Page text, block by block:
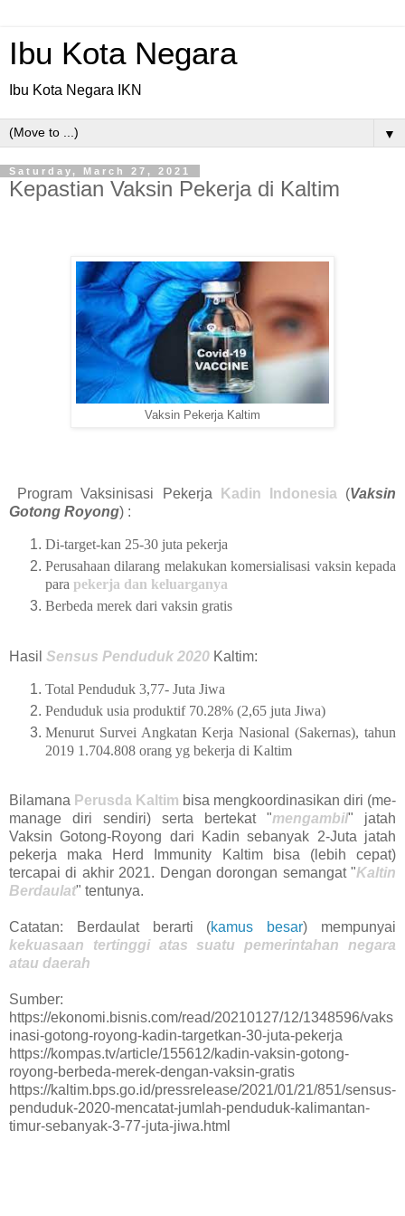
Ibu Kota Negara
Ibu Kota Negara IKN
▼
Saturday, March 27, 2021
Kepastian Vaksin Pekerja di Kaltim
Vaksin Pekerja Kaltim
Program Vaksinisasi Pekerja Kadin Indonesia (Vaksin
Gotong Royong) :
Di-target-kan 25-30 juta pekerja
Perusahaan dilarang melakukan komersialisasi vaksin kepada
para pekerja dan keluarganya
Berbeda merek dari vaksin gratis
Hasil Sensus Penduduk 2020 Kaltim:
Total Penduduk 3,77- Juta Jiwa
Penduduk usia produktif 70.28% (2,65 juta Jiwa)
Menurut Survei Angkatan Kerja Nasional (Sakernas), tahun
2019 1.704.808 orang yg bekerja di Kaltim
Bilamana Perusda Kaltim bisa mengkoordinasikan diri (me-
manage diri sendiri) serta bertekat "mengambil" jatah
Vaksin Gotong-Royong dari Kadin sebanyak 2-Juta jatah
pekerja maka Herd Immunity Kaltim bisa (lebih cepat)
tercapai di akhir 2021. Dengan dorongan semangat "Kaltin
Berdaulat" tentunya.
Catatan: Berdaulat berarti (kamus besar) mempunyai
kekuasaan tertinggi atas suatu pemerintahan negara
atau daerah
Sumber:
https://ekonomi.bisnis.com/read/20210127/12/1348596/vaks
inasi-gotong-royong-kadin-targetkan-30-juta-pekerja
https://kompas.tv/article/155612/kadin-vaksin-gotong-
royong-berbeda-merek-dengan-vaksin-gratis
https://kaltim.bps.go.id/pressrelease/2021/01/21/851/sensus-
penduduk-2020-mencatat-jumlah-penduduk-kalimantan-
timur-sebanyak-3-77-juta-jiwa.html